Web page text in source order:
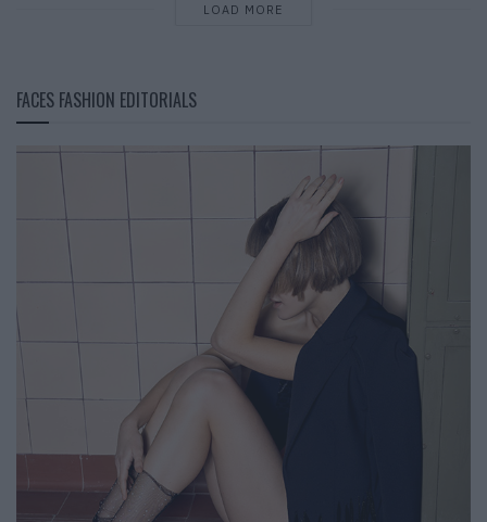
LOAD MORE
FACES FASHION EDITORIALS